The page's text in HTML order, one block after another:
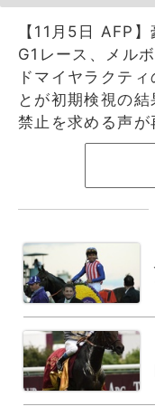
【11月5日 AFP
G1レース、メル
ドマイヤラクテ
とが初期検視の
禁止を求める声が